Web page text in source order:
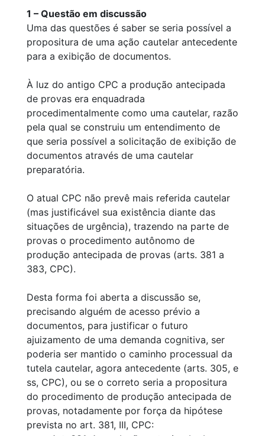
1 – Questão em discussão
Uma das questões é saber se seria possível a
propositura de uma ação cautelar antecedente
para a exibição de documentos.
À luz do antigo CPC a produção antecipada
de provas era enquadrada
procedimentalmente como uma cautelar, razão
pela qual se construiu um entendimento de
que seria possível a solicitação de exibição de
documentos através de uma cautelar
preparatória.
O atual CPC não prevê mais referida cautelar
(mas justificável sua existência diante das
situações de urgência), trazendo na parte de
provas o procedimento autônomo de
produção antecipada de provas (arts. 381 a
383, CPC).
Desta forma foi aberta a discussão se,
precisando alguém de acesso prévio a
documentos, para justificar o futuro
ajuizamento de uma demanda cognitiva, ser
poderia ser mantido o caminho processual da
tutela cautelar, agora antecedente (arts. 305, e
ss, CPC), ou se o correto seria a propositura
do procedimento de produção antecipada de
provas, notadamente por força da hipótese
prevista no art. 381, III, CPC: